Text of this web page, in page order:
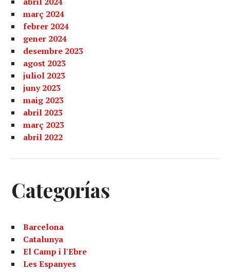
març 2024
febrer 2024
gener 2024
desembre 2023
agost 2023
juliol 2023
juny 2023
maig 2023
abril 2023
març 2023
abril 2022
Categorías
Barcelona
Catalunya
El Camp i l'Ebre
Les Espanyes